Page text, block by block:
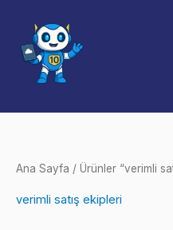
Ana Sayfa / Ürünler “verimli
verimli satış ekipleri